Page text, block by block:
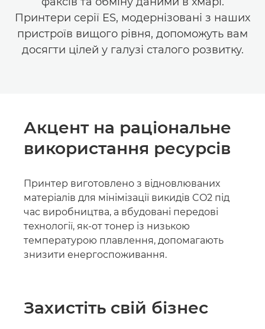
Принтери серії ES, модернізовані з наших
пристроїв вищого рівня, допоможуть вам
досягти цілей у галузі сталого розвитку.
Акцент на раціональне
використання ресурсів
Принтер виготовлено з відновлюваних
матеріалів для мінімізації викидів CO2 під
час виробництва, а вбудовані передові
технології, як-от тонер із низькою
температурою плавлення, допомагають
знизити енергоспоживання.
Захистіть свій бізнес